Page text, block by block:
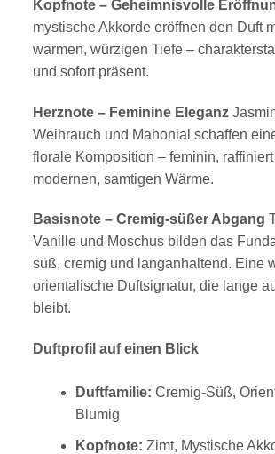
Kopfnote – Geheimnisvolle
mystische Akkorde eröffnen den Duft
warmen, würzigen Tiefe –
und sofort präsent.
Herznote – Feminine Eleganz
Weihrauch und Mahonial schaffen
florale Komposition – feminin,
modernen, samtigen Wärme.
Basisnote – Cremig-süßer Abgang
Vanille und Moschus bilden das
süß, cremig und langanhaltend. Eine
orientalische Duftsignatur, die lange
bleibt.
Duftprofil auf einen Blick
Duftfamilie: Cremig-Süß,
Blumig
Kopfnote: Zimt, Mystische